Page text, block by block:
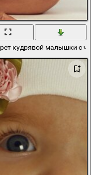
кудрявой малышки с